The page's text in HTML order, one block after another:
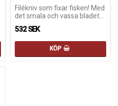
Filékniv som fixar fisken! Med
det smala och vassa bladet…
532 SEK
KÖP